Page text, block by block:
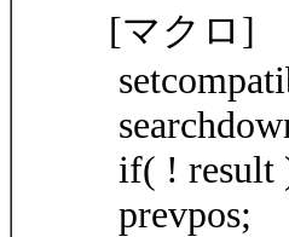
[マクロ]
if( ! result
prevpos;